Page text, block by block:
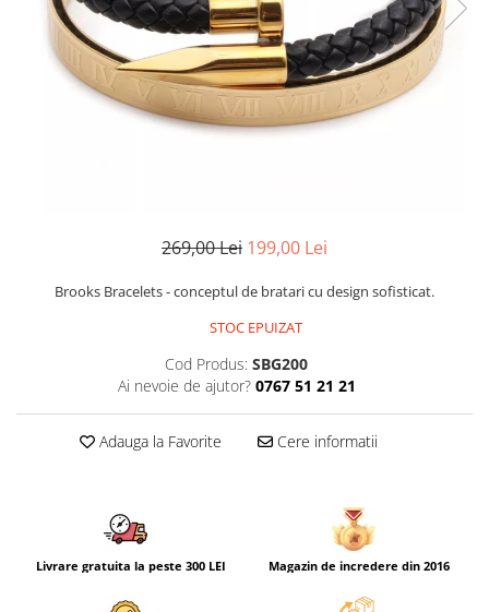
CERCEI
CEASURI DAMA
269,00 Lei 199,00 Lei
Brooks Bracelets - conceptul de bratari cu design sofisticat.
STOC EPUIZAT
Cod Produs: SBG200
Ai nevoie de ajutor? 0767 51 21 21
Adauga la Favorite Cere informatii
Livrare gratuita la peste 300 LEI Magazin de incredere din 2016